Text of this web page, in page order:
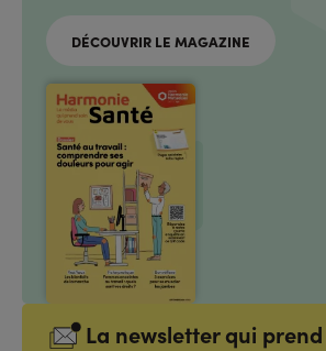
DÉCOUVRIR LE MAGAZINE
La newsletter qui